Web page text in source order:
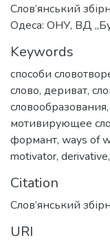
Слов’янський
Одеса: ОНУ, ВД
Keywords
способи
слово, дериват,
словообразования,
мотивирующее
формант, ways of
motivator, derivative,
Citation
Слов’янський
URI